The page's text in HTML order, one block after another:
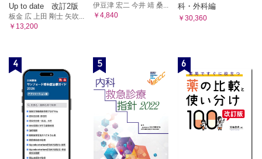
Up to date 改訂2版
板金 広 上田 剛士 矢吹...
￥13,200
伊豆津 宏二 今井 靖 桑...
￥4,840
科・外科編
￥30,360
4 5 6